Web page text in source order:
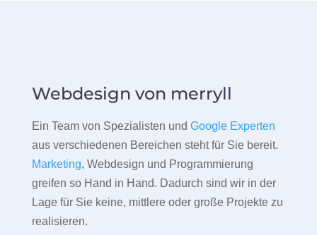
Webdesign von merryll
Ein Team von Spezialisten und Google Experten
aus verschiedenen Bereichen steht für Sie bereit.
Marketing, Webdesign und Programmierung
greifen so Hand in Hand. Dadurch sind wir in der
Lage für Sie keine, mittlere oder große Projekte zu
realisieren.